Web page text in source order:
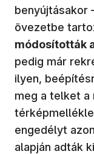
benyújtásakor
övezetbe
módosították
pedig már
ilyen,
meg a telket
engedélyt
alapján adták